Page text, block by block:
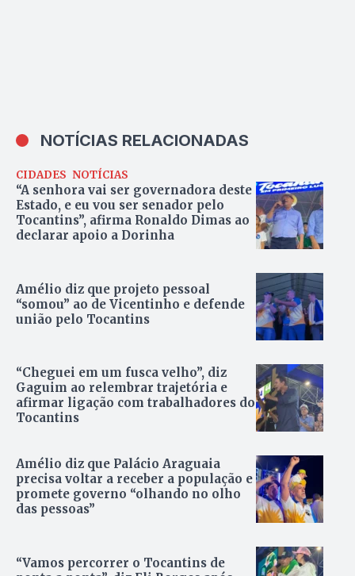
NOTÍCIAS RELACIONADAS
CIDADES NOTÍCIAS
“A senhora vai ser governadora deste
Estado, e eu vou ser senador pelo
Tocantins”, afirma Ronaldo Dimas ao
declarar apoio a Dorinha
Amélio diz que projeto pessoal
“somou” ao de Vicentinho e defende
união pelo Tocantins
“Cheguei em um fusca velho”, diz
Gaguim ao relembrar trajetória e
afirmar ligação com trabalhadores do
Tocantins
Amélio diz que Palácio Araguaia
precisa voltar a receber a população e
promete governo “olhando no olho
das pessoas”
“Vamos percorrer o Tocantins de